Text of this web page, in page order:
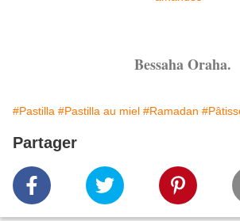
Bessaha Oraha.
#Pastilla #Pastilla au miel #Ramadan
Partager